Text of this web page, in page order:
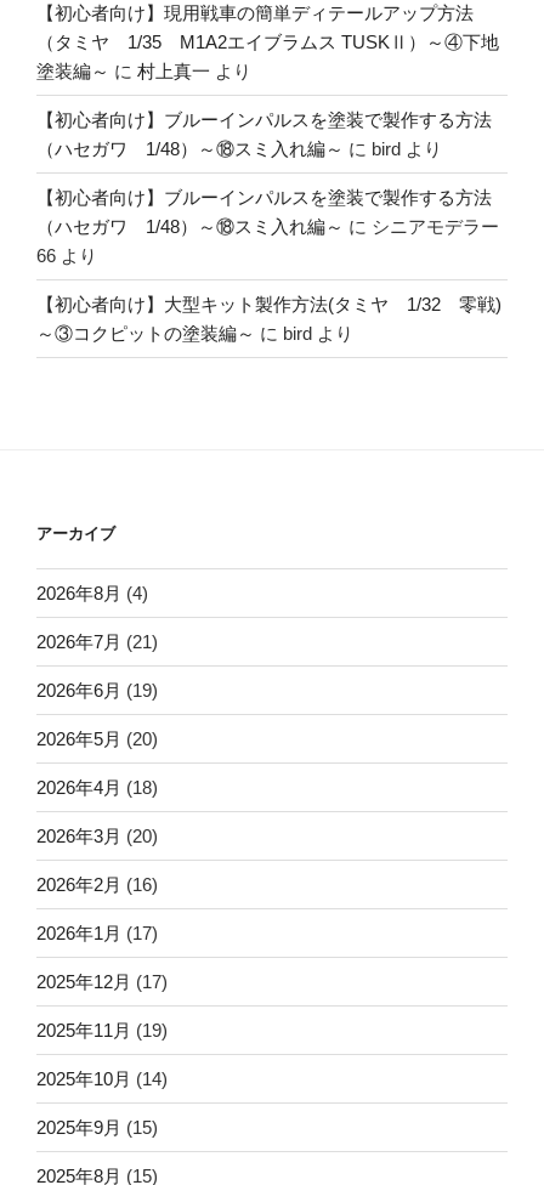
【初心者向け】現用戦車の簡単ディテールアップ方法
（タミヤ 1/35 M1A2エイブラムス TUSKⅡ）～④下地
塗装編～ に 村上真一 より
【初心者向け】ブルーインパルスを塗装で製作する方法
（ハセガワ 1/48）～⑱スミ入れ編～ に bird より
【初心者向け】ブルーインパルスを塗装で製作する方法
（ハセガワ 1/48）～⑱スミ入れ編～ に シニアモデラー
66 より
【初心者向け】大型キット製作方法(タミヤ 1/32 零戦)
～③コクピットの塗装編～ に bird より
アーカイブ
2026年8月 (4)
2026年7月 (21)
2026年6月 (19)
2026年5月 (20)
2026年4月 (18)
2026年3月 (20)
2026年2月 (16)
2026年1月 (17)
2025年12月 (17)
2025年11月 (19)
2025年10月 (14)
2025年9月 (15)
2025年8月 (15)